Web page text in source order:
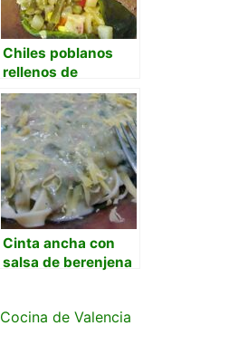
Chiles poblanos
rellenos de
verduras
Cinta ancha con
salsa de berenjena
Cocina de Valencia